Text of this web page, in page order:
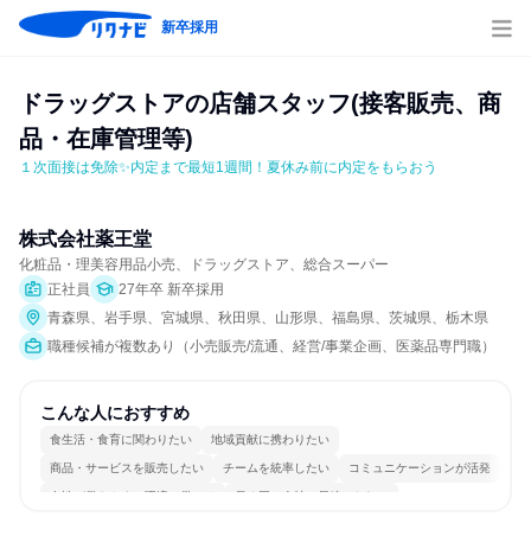
新卒採用
ドラッグストアの店舗スタッフ(接客販売、商
品・在庫管理等)
１次面接は免除✨内定まで最短1週間！夏休み前に内定をもらおう
株式会社薬王堂
化粧品・理美容用品小売、ドラッグストア、総合スーパー
正社員
27年卒 新卒採用
青森県、岩手県、宮城県、秋田県、山形県、福島県、茨城県、栃木県
職種候補が複数あり（小売販売/流通、経営/事業企画、医薬品専門職）
こんな人におすすめ
食生活・食育に関わりたい 地域貢献に携わりたい
商品・サービスを販売したい チームを統率したい コミュニケーションが活発
女性が働きやすい環境で働ける 長く同じ会社に居続けられる